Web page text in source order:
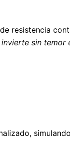
resistencia
sin temor